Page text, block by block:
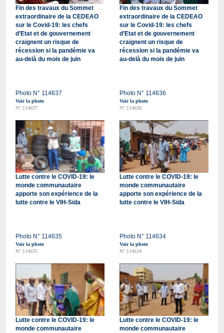
Fin des travaux du Sommet
extraordinaire de la CEDEAO
sur le Covid-19: les chefs
d’Etat et de gouvernement
craignent un risque de
récession si la pandémie va
au-delà du mois de juin
Photo N° 114637
Voir la photo
N° 114637
Fin des travaux du Sommet
extraordinaire de la CEDEAO
sur le Covid-19: les chefs
d’Etat et de gouvernement
craignent un risque de
récession si la pandémie va
au-delà du mois de juin
Photo N° 114636
Voir la photo
N° 114636
Lutte contre le COVID-19: le
monde communautaire
apporte son expérience de la
lutte contre le VIH-Sida
Photo N° 114635
Voir la photo
N° 114635
Lutte contre le COVID-19: le
monde communautaire
apporte son expérience de la
lutte contre le VIH-Sida
Photo N° 114634
Voir la photo
N° 114634
Lutte contre le COVID-19: le
monde communautaire
Lutte contre le COVID-19: le
monde communautaire